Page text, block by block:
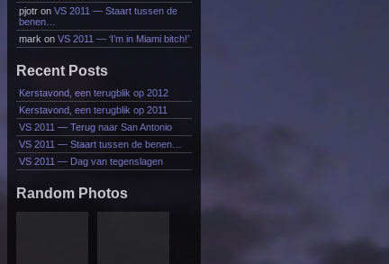
pjotron VS 2011 — Staart tussen de
benen…
mark on VS 2011 — ‘I’m in Miami bitch!’
Recent Posts
Kerstavond, een terugblik op 2012
Kerstavond, een terugblik op 2011
VS 2011 — Terug naar San Antonio
VS 2011 — Staart tussen de benen…
VS 2011 — Dag van tegenslagen
Random Photos